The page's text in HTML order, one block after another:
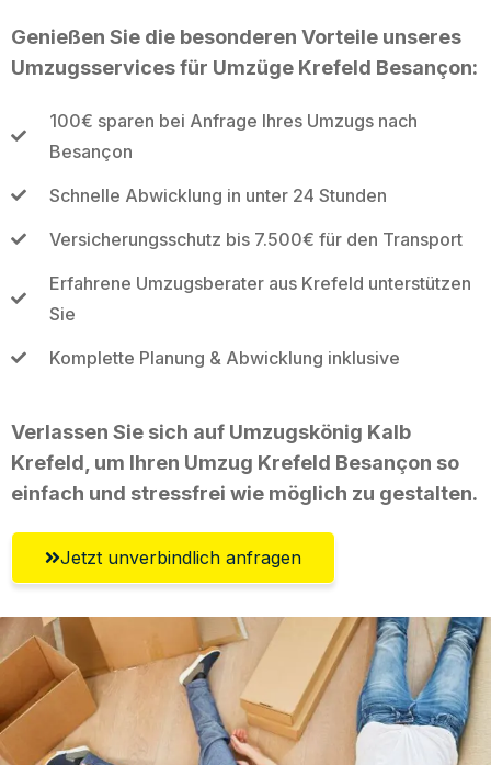
Genießen Sie die besonderen Vorteile unseres
Umzugsservices für Umzüge Krefeld Besançon:
100€ sparen bei Anfrage Ihres Umzugs nach
Besançon
Schnelle Abwicklung in unter 24 Stunden
Versicherungsschutz bis 7.500€ für den Transport
Erfahrene Umzugsberater aus Krefeld unterstützen
Sie
Komplette Planung & Abwicklung inklusive
Verlassen Sie sich auf Umzugskönig Kalb
Krefeld, um Ihren Umzug Krefeld Besançon so
einfach und stressfrei wie möglich zu gestalten.
Jetzt unverbindlich anfragen